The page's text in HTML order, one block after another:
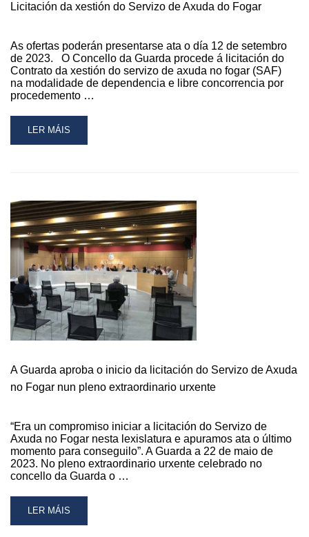
Licitación da xestión do Servizo de Axuda do Fogar
As ofertas poderán presentarse ata o día 12 de setembro
de 2023. O Concello da Guarda procede á licitación do
Contrato da xestión do servizo de axuda no fogar (SAF)
na modalidade de dependencia e libre concorrencia por
procedemento …
READ
MORE
XESTIÓN
DO
SERVIZO
DE
AXUDA
DO
FOGAR
LER MÁIS
A Guarda aproba o inicio da licitación do Servizo de Axuda
no Fogar nun pleno extraordinario urxente
“Era un compromiso iniciar a licitación do Servizo de
Axuda no Fogar nesta lexislatura e apuramos ata o último
momento para conseguilo”. A Guarda a 22 de maio de
2023. No pleno extraordinario urxente celebrado no
concello da Guarda o …
READ
MORE
LER MÁIS